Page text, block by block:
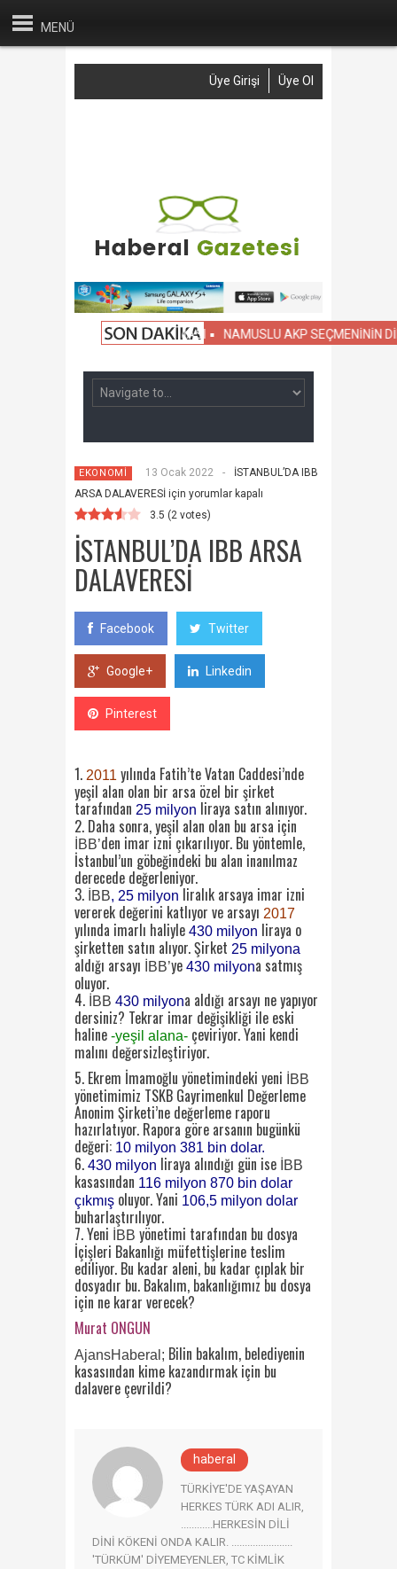
MENÜ
Üye Girişi Üye Ol
SİVİL OKULLARIN KIYASLAMASI NAMUSLU AKP SEÇMENİNİN
EKONOMİ 13 Ocak 2022 -
İSTANBUL’DA IBB
ARSA DALAVERESİ için yorumlar kapalı
3.5 (2 votes)
İSTANBUL’DA IBB ARSA
DALAVERESİ
Facebook Twitter
Google+ Linkedin
Pinterest
1. 2011 yılında Fatih’te Vatan Caddesi’nde
yeşil alan olan bir arsa özel bir şirket
tarafından 25 milyon liraya satın alınıyor.
2. Daha sonra, yeşil alan olan bu arsa için
İBB’den imar izni çıkarılıyor. Bu yöntemle,
İstanbul’un göbeğindeki bu alan inanılmaz
derecede değerleniyor.
3. İBB, 25 milyon liralık arsaya imar izni
vererek değerini katlıyor ve arsayı 2017
yılında imarlı haliyle 430 milyon liraya o
şirketten satın alıyor. Şirket 25 milyona
aldığı arsayı İBB’ye 430 milyona satmış
oluyor.
4. İBB 430 milyona aldığı arsayı ne yapıyor
dersiniz? Tekrar imar değişikliği ile eski
haline -yeşil alana- çeviriyor. Yani kendi
malını değersizleştiriyor.
5. Ekrem İmamoğlu yönetimindeki yeni
İBB
yönetimimiz TSKB Gayrimenkul Değerleme
Anonim Şirketi’ne değerleme raporu
hazırlatıyor. Rapora göre arsanın bugünkü
değeri: 10 milyon 381 bin dolar.
6. 430 milyon liraya alındığı gün ise İBB
kasasından 116 milyon 870 bin dolar
çıkmış oluyor. Yani 106,5 milyon dolar
buharlaştırılıyor.
7. Yeni İBB yönetimi tarafından bu dosya
İçişleri Bakanlığı müfettişlerine teslim
ediliyor. Bu kadar aleni, bu kadar çıplak bir
dosyadır bu. Bakalım, bakanlığımız bu dosya
için ne karar verecek?
Murat ONGUN
AjansHaberal; Bilin bakalım, belediyenin
kasasından kime kazandırmak için bu
dalavere çevrildi?
haberal
TÜRKİYE'DE YAŞAYAN
HERKES TÜRK ADI ALIR,
............HERKESİN DİLİ
DİNİ KÖKENİ ONDA KALIR. .......................
'TÜRKÜM' DİYEMEYENLER, TC KİMLİK